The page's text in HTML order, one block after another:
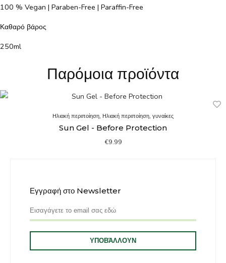
100 % Vegan | Paraben-Free | Paraffin-Free
Καθαρό βάρος
250ml
Παρόμοια προϊόντα
Ηλιακή περιποίηση, Ηλιακή περιποίηση, γυναίκες
Sun Gel - Before Protection
€9.99
Εγγραφή στο Newsletter